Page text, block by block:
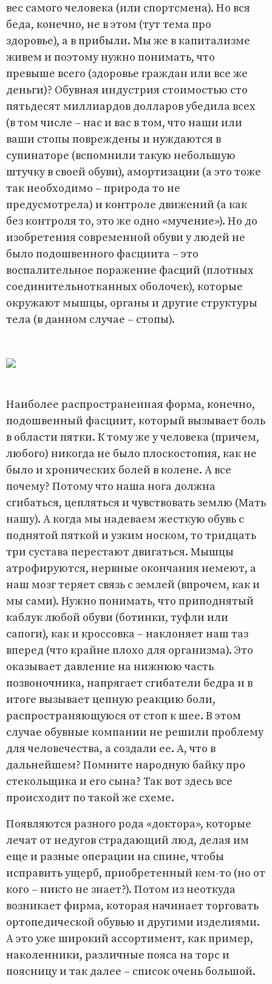
вес самого человека (или спортсмена). Но вся
беда, конечно, не в этом (тут тема про
здоровье), а в прибыли. Мы же в капитализме
живем и поэтому нужно понимать, что
превыше всего (здоровье граждан или все же
деньги)? Обувная индустрия стоимостью сто
пятьдесят миллиардов долларов убедила всех
(в том числе – нас и вас в том, что наши или
ваши стопы повреждены и нуждаются в
супинаторе (вспомнили такую небольшую
штучку в своей обуви), амортизации (а это тоже
так необходимо – природа то не
предусмотрела) и контроле движений (а как
без контроля то, это же одно «мучение»). Но до
изобретения современной обуви у людей не
было подошвенного фасциита – это
воспалительное поражение фасций (плотных
соединительнотканных оболочек), которые
окружают мышцы, органы и другие структуры
тела (в данном случае – стопы).
Наиболее распространенная форма, конечно,
подошвенный фасциит, который вызывает боль
в области пятки. К тому же у человека (причем,
любого) никогда не было плоскостопия, как не
было и хронических болей в колене. А все
почему? Потому что наша нога должна
сгибаться, цепляться и чувствовать землю (Мать
нашу). А когда мы надеваем жесткую обувь с
поднятой пяткой и узким носком, то тридцать
три сустава перестают двигаться. Мышцы
атрофируются, нервные окончания немеют, а
наш мозг теряет связь с землей (впрочем, как и
мы сами). Нужно понимать, что приподнятый
каблук любой обуви (ботинки, туфли или
сапоги), как и кроссовка – наклоняет наш таз
вперед (что крайне плохо для организма). Это
оказывает давление на нижнюю часть
позвоночника, напрягает сгибатели бедра и в
итоге вызывает цепную реакцию боли,
распространяющуюся от стоп к шее. В этом
случае обувные компании не решили проблему
для человечества, а создали ее. А, что в
дальнейшем? Помните народную байку про
стекольщика и его сына? Так вот здесь все
происходит по такой же схеме.
Появляются разного рода «доктора», которые
лечат от недугов страдающий люд, делая им
еще и разные операции на спине, чтобы
исправить ущерб, приобретенный кем-то (но от
кого – никто не знает?). Потом из неоткуда
возникает фирма, которая начинает торговать
ортопедической обувью и другими изделиями.
А это уже широкий ассортимент, как пример,
наколенники, различные пояса на торс и
поясницу и так далее – список очень большой.